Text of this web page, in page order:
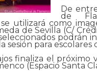
De
de
utilizará como
de Sevilla (C/
podrán
para escolares
finaliza el próximo
(Espacio Santa